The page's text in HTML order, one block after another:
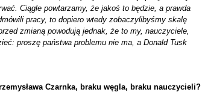
Ciągle powtarzamy, że jakoś to będzie, a prawda
pracy, to dopiero wtedy zobaczylibyśmy skalę
zmianą powodują jednak, że to my, nauczyciele,
proszę państwa problemu nie ma, a Donald Tusk
Czarnka, braku węgla, braku nauczycieli?